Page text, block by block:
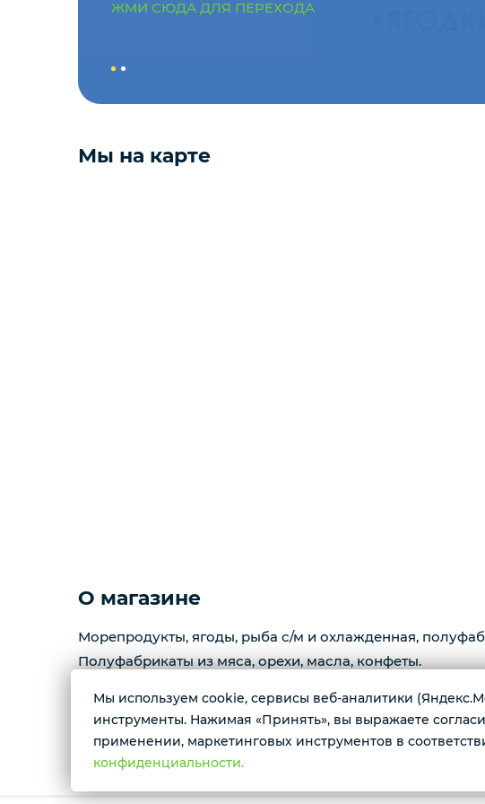
Сиропы и топпинг
Фарш
ЖМИ СЮДА ДЛЯ ПЕРЕХОДА
Мы на карте
О магазине
Морепродукты, ягоды, рыба с/м и охлажденная,
Полуфабрикаты из мяса, орехи, масла, конфеты.
Контактные номера тел.:
+79088676676 Мария
Мы используем cookie, сервисы веб-аналитики
инструменты. Нажимая «Принять», вы выражаете
применении, маркетинговых инструментов в
конфиденциальности.